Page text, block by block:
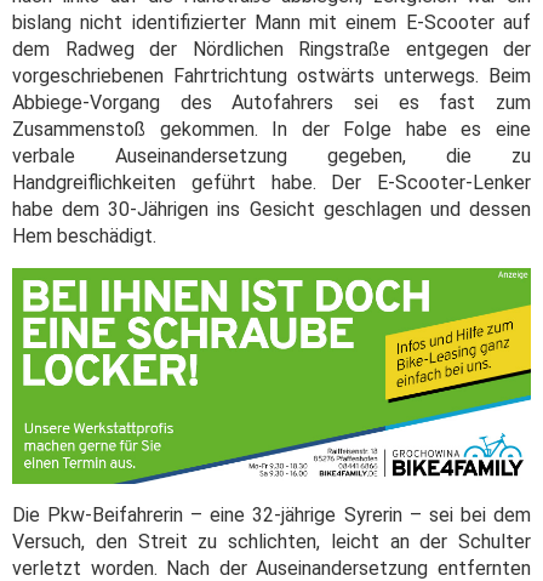
bislang nicht identifizierter Mann mit einem E-Scooter auf
dem Radweg der Nördlichen Ringstraße entgegen der
vorgeschriebenen Fahrtrichtung ostwärts unterwegs. Beim
Abbiege-Vorgang des Autofahrers sei es fast zum
Zusammenstoß gekommen. In der Folge habe es eine
verbale Auseinandersetzung gegeben, die zu
Handgreiflichkeiten geführt habe. Der E-Scooter-Lenker
habe dem 30-Jährigen ins Gesicht geschlagen und dessen
Hem beschädigt.
Die Pkw-Beifahrerin – eine 32-jährige Syrerin – sei bei dem
Versuch, den Streit zu schlichten, leicht an der Schulter
verletzt worden. Nach der Auseinandersetzung entfernten